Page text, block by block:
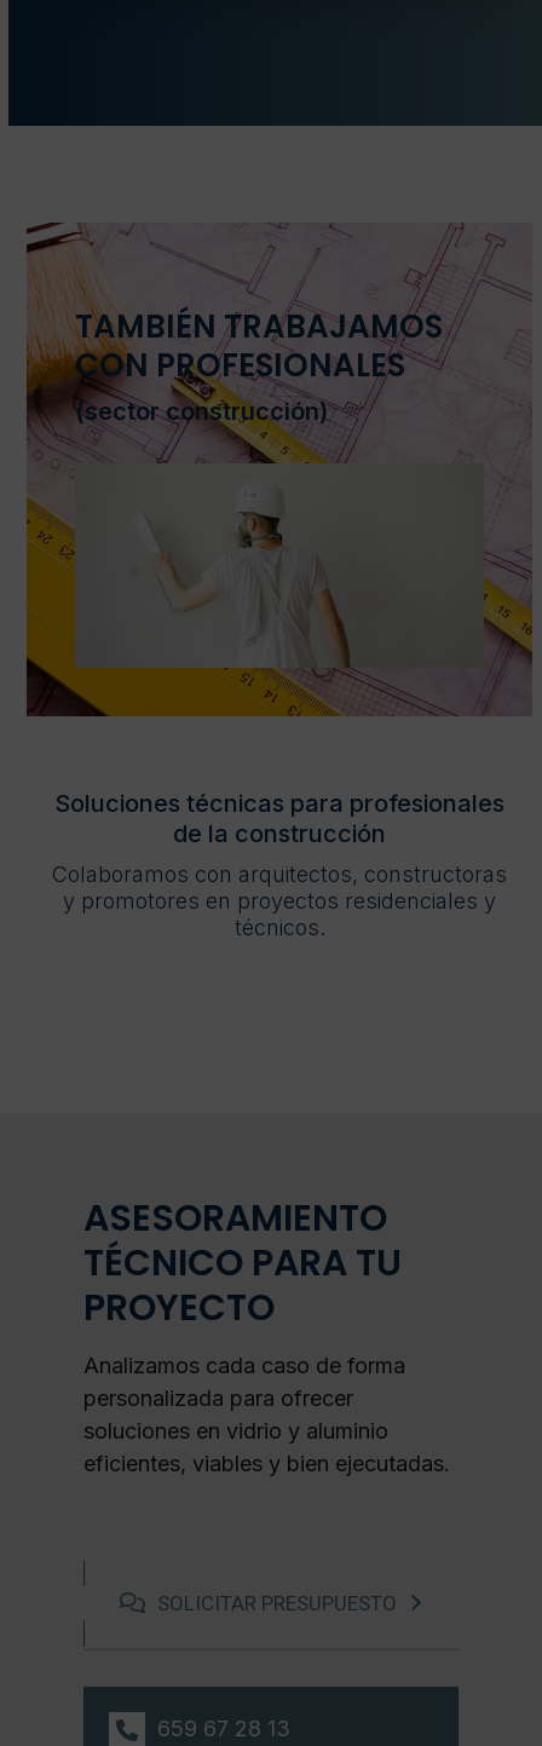
TAMBIÉN TRABAJAMOS
CON PROFESIONALES
(sector construcción)
Soluciones técnicas para profesionales
de la construcción
Colaboramos con arquitectos, constructoras
y promotores en proyectos residenciales y
técnicos.
ASESORAMIENTO
TÉCNICO PARA TU
PROYECTO
Analizamos cada caso de forma
personalizada para ofrecer
soluciones en vidrio y aluminio
eficientes, viables y bien ejecutadas.
SOLICITAR PRESUPUESTO
659 67 28 13